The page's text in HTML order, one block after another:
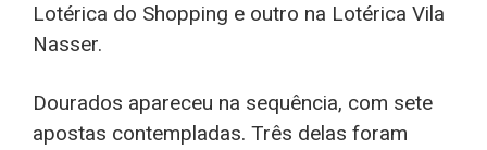
Lotérica do Shopping e outro na Lotérica Vila
Nasser.
Dourados apareceu na sequência, com sete
apostas contempladas. Três delas foram